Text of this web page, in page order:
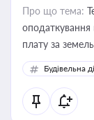
Про що тема:
оподаткування
Будівельна